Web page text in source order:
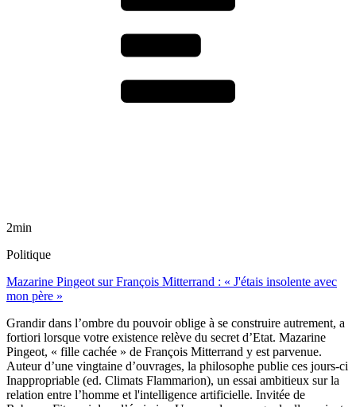
2min
Politique
Mazarine Pingeot sur François Mitterrand : « J'étais insolente avec
mon père »
Grandir dans l’ombre du pouvoir oblige à se construire autrement, a
fortiori lorsque votre existence relève du secret d’Etat. Mazarine
Pingeot, « fille cachée » de François Mitterrand y est parvenue.
Auteur d’une vingtaine d’ouvrages, la philosophe publie ces jours-ci
Inappropriable (ed. Climats Flammarion), un essai ambitieux sur la
relation entre l’homme et l'intelligence artificielle. Invitée de